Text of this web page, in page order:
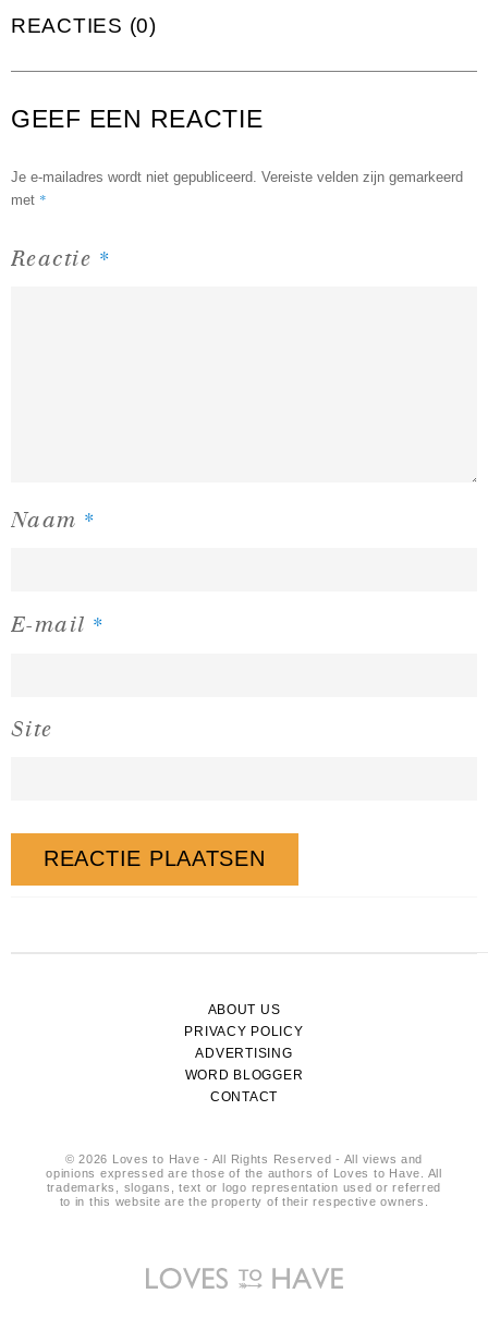
REACTIES (0)
GEEF EEN REACTIE
Je e-mailadres wordt niet gepubliceerd. Vereiste velden zijn gemarkeerd
met *
Reactie *
Naam *
E-mail *
Site
ABOUT US
PRIVACY POLICY
ADVERTISING
WORD BLOGGER
CONTACT
© 2026 Loves to Have - All Rights Reserved - All views and
opinions expressed are those of the authors of Loves to Have. All
trademarks, slogans, text or logo representation used or referred
to in this website are the property of their respective owners.